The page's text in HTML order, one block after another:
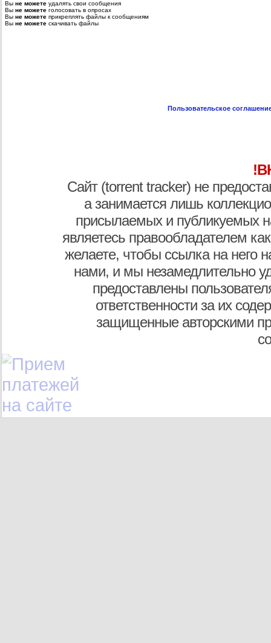
Вы не можете удалять свои сообщения
Вы не можете голосовать в опросах
Вы не можете прикреплять файлы к сообщениям
Вы не можете скачивать файлы
Пользовательское
Сайт (torrent tracker) не
а занимается лишь
присылаемых и публикуемых
являетесь правообладателем
желаете, чтобы ссылка на него
нами, и мы незамедлительно
предоставлены
ответственности за их
защищенные авторскими